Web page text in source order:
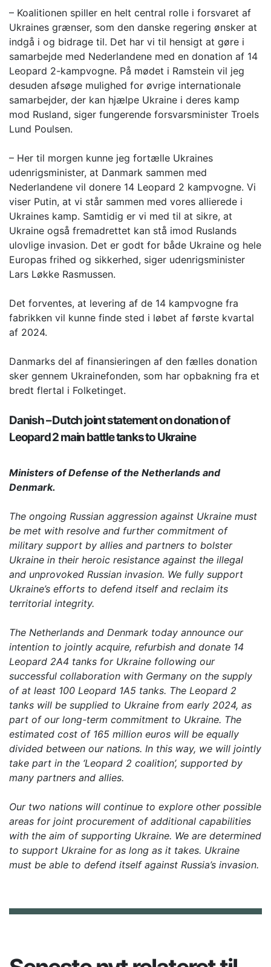
– Koalitionen spiller en helt central rolle i forsvaret af
Ukraines grænser, som den danske regering ønsker at
indgå i og bidrage til. Det har vi til hensigt at gøre i
samarbejde med Nederlandene med en donation af 14
Leopard 2-kampvogne. På mødet i Ramstein vil jeg
desuden afsøge mulighed for øvrige internationale
samarbejder, der kan hjælpe Ukraine i deres kamp
mod Rusland, siger fungerende forsvarsminister Troels
Lund Poulsen.
– Her til morgen kunne jeg fortælle Ukraines
udenrigsminister, at Danmark sammen med
Nederlandene vil donere 14 Leopard 2 kampvogne. Vi
viser Putin, at vi står sammen med vores allierede i
Ukraines kamp. Samtidig er vi med til at sikre, at
Ukraine også fremadrettet kan stå imod Ruslands
ulovlige invasion. Det er godt for både Ukraine og hele
Europas frihed og sikkerhed, siger udenrigsminister
Lars Løkke Rasmussen.
Det forventes, at levering af de 14 kampvogne fra
fabrikken vil kunne finde sted i løbet af første kvartal
af 2024.
Danmarks del af finansieringen af den fælles donation
sker gennem Ukrainefonden, som har opbakning fra et
bredt flertal i Folketinget.
Danish – Dutch joint statement on donation of
Leopard 2 main battle tanks to Ukraine
Ministers of Defense of the Netherlands and
Denmark.
The ongoing Russian aggression against Ukraine must
be met with resolve and further commitment of
military support by allies and partners to bolster
Ukraine in their heroic resistance against the illegal
and unprovoked Russian invasion. We fully support
Ukraine’s efforts to defend itself and reclaim its
territorial integrity.
The Netherlands and Denmark today announce our
intention to jointly acquire, refurbish and donate 14
Leopard 2A4 tanks for Ukraine following our
successful collaboration with Germany on the supply
of at least 100 Leopard 1A5 tanks. The Leopard 2
tanks will be supplied to Ukraine from early 2024, as
part of our long-term commitment to Ukraine. The
estimated cost of 165 million euros will be equally
divided between our nations. In this way, we will jointly
take part in the ‘Leopard 2 coalition’, supported by
many partners and allies.
Our two nations will continue to explore other possible
areas for joint procurement of additional capabilities
with the aim of supporting Ukraine. We are determined
to support Ukraine for as long as it takes. Ukraine
must be able to defend itself against Russia’s invasion.